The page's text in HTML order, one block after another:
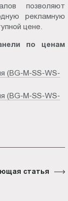
позволяют
рекламную
цене.
по ценам
(BG-M-SS-WS-
(BG-M-SS-WS-
статья